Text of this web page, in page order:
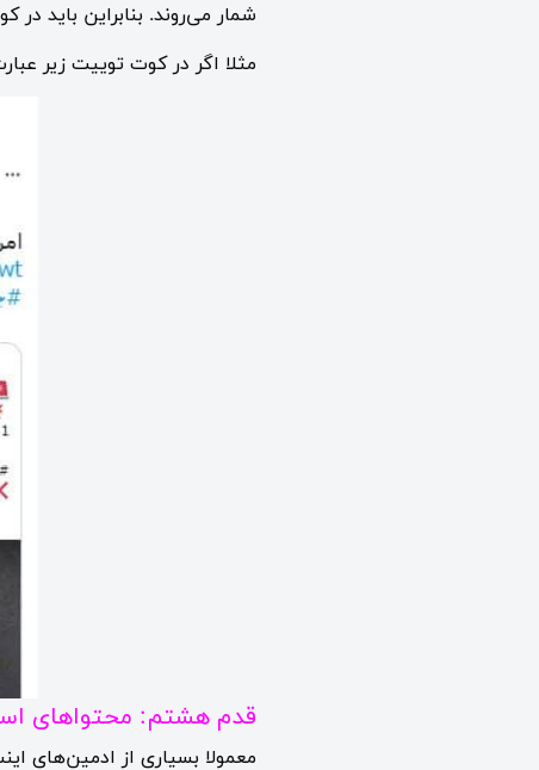
شمار می‌روند. بنابراین باید
مثلا اگر در کوت توییت زیر
قدم هشتم: محتواهای
معمولا بسیاری از ادمین‌های